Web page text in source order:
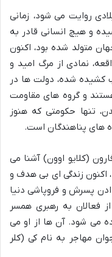
۲۰۲۷ میلادی روایت می شود، زمانی
و هیچ انسانی قادر به
متولد شده بود، اکنون
نمادی از مرگ امید و
کشیده شده، دولت ها در
و گروه های مقاومت
تنها حکومتی که هنوز
های پناهندگان است.
(کلایو اوون) آشنا می
اکنون زندگی ای بی هدف و
پسرش و فروپاشی دنیا
فعالان به رهبری همسر
می شود. آن ها از او می
مهاجر به نام کی (کلر